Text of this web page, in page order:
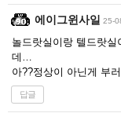
에이그윈사일 25-
놀드랏실이랑 텔드랏
데…
아??정상이 아닌게 부
답글